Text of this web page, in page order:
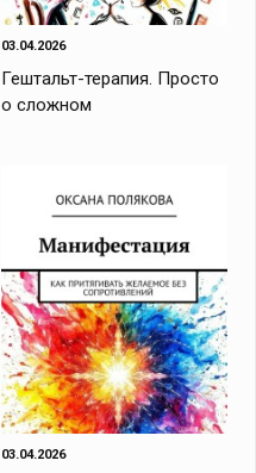
03.04.2026
Гештальт-терапия. Просто
о сложном
03.04.2026